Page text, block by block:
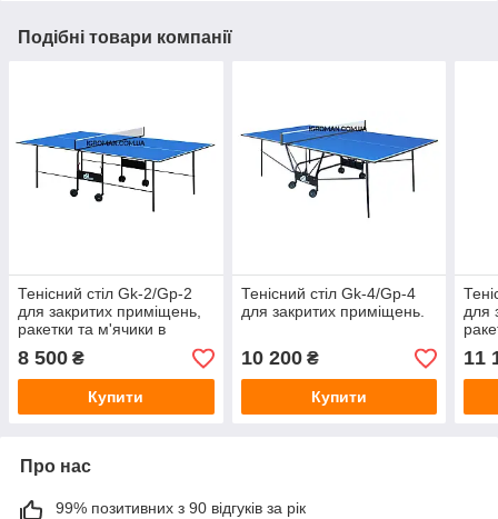
Подібні товари компанії
Тенісний стіл Gk-2/Gp-2
для закритих приміщень,
ракетки та м'ячики в
подарунок!
8 500 ₴
Купити
Тенісний стіл Gk-4/Gp-4
для закритих приміщень.
10 200₴
Купити
для
11
Про нас
99% позитивних з 90 відгуків за рік